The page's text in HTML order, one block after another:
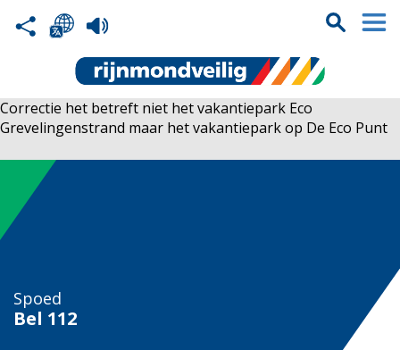
Correctie het betreft niet het vakantiepark Eco
Grevelingenstrand maar het vakantiepark op De Eco Punt
Spoed
Bel 112